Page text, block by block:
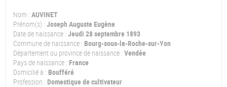
Nom : AUVINET
Prénom(s) : Joseph Auguste Eugène
Date de naissance : Jeudi 28 septembre 1893
Commune de naissance : Bourg-sous-la-Roche-sur-Yon
Département ou province de naissance : Vendée
Pays de naissance : France
Domicilié à : Boufféré
Profession : Domestique de cultivateur